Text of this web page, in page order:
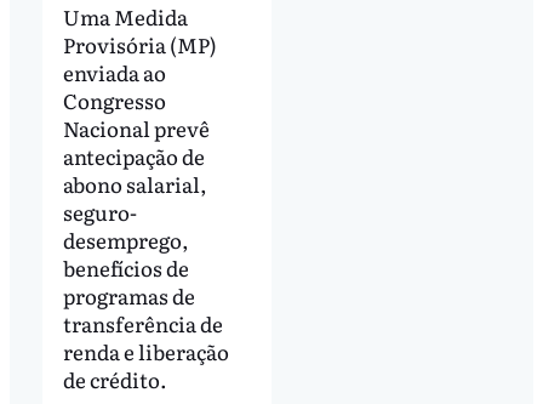
Uma Medida
Provisória (MP)
enviada ao
Congresso
Nacional prevê
antecipação de
abono salarial,
seguro-
desemprego,
benefícios de
programas de
transferência de
renda e liberação
de crédito.